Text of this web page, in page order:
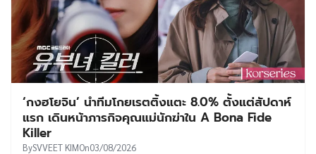
‘กงฮโยจิน’ นำทีมโกยเรตติ้งแตะ 8.0% ตั้งแต่สัปดาห์
แรก เดินหน้าภารกิจคุณแม่นักฆ่าใน A Bona Fide
Killer
BySVVEET KIMOn03/08/2026